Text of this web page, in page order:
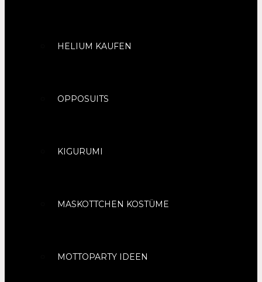
HELIUM KAUFEN
OPPOSUITS
KIGURUMI
MASKOTTCHEN KOSTÜME
MOTTOPARTY IDEEN